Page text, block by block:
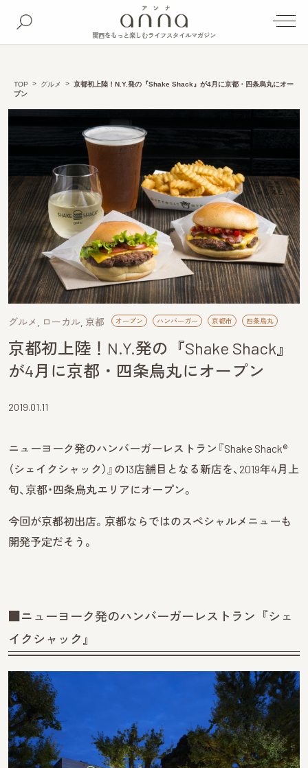
関西をもっと楽しむライフスタイルマガジン
TOP グルメ
京都初上陸！N.Y.発の『Shake Shack』が4月に京都・四条烏丸にオー
プン
グルメ ローカル 京都 オープン ハンバーガー 京都市 四条烏丸
京都初上陸！N.Y.発の『Shake Shack』
が4月に京都・四条烏丸にオープン
2019.01.11
ニューヨーク発のハンバーガーレストラン『Shake Shack®
（シェイクシャック）』の13店舗目となる新店を、2019年4月上
旬、京都・四条烏丸エリアにオープン。
今回が京都初出店。京都ならではのスペシャルメニューも
開発予定だそう。
■ニューヨーク発のハンバーガーレストラン『シェ
イクシャック』